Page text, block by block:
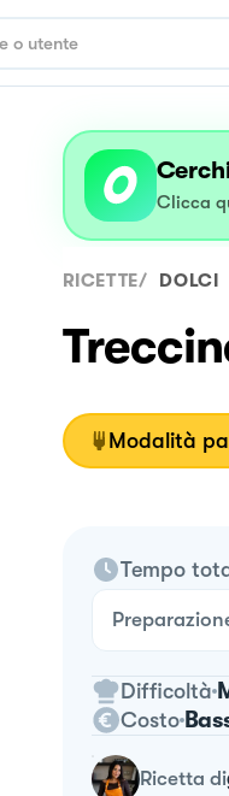
Clicca
RICETTE/ DOLCI
Modalità
Tempo
Difficoltà
Costo
ricetta di